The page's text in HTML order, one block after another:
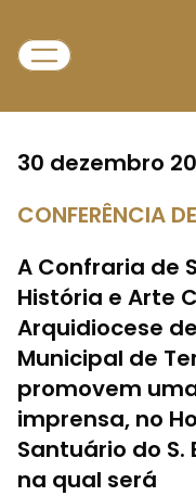
30 dezembro
CONFERÊNCIA
A Confraria de
História e Arte
Arquidiocese
Municipal de
promovem
imprensa, no
Santuário do
na qual será